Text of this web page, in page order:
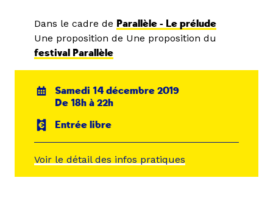
Dans le cadre de Parallèle - Le prélude
Une proposition de Une proposition du
festival Parallèle
Samedi 14 décembre 2019
De 18h à 22h
Entrée libre
Voir le détail des infos pratiques